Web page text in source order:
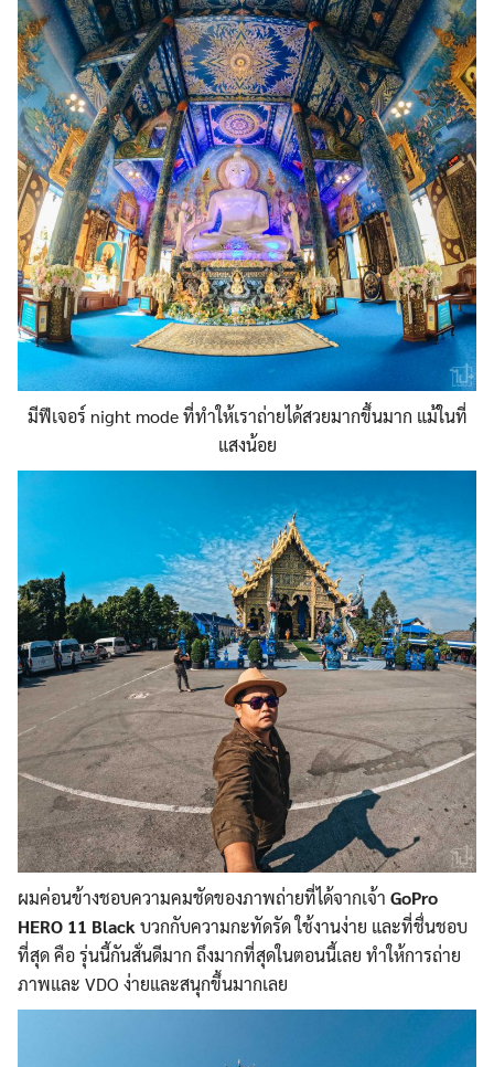
Search
for:
Search
มีฟีเจอร์ night mode ที่ทำให้เราถ่ายได้สวยมากขึ้นมาก แม้ในที่
แสงน้อย
ผมค่อนข้างชอบความคมชัดของภาพถ่ายที่ได้จากเจ้า GoPro
HERO 11 Black บวกกับความกะทัดรัด ใช้งานง่าย และที่ชื่นชอบ
ที่สุด คือ รุ่นนี้กันสั่นดีมาก ถึงมากที่สุดในตอนนี้เลย ทำให้การถ่าย
ภาพและ VDO ง่ายและสนุกขึ้นมากเลย